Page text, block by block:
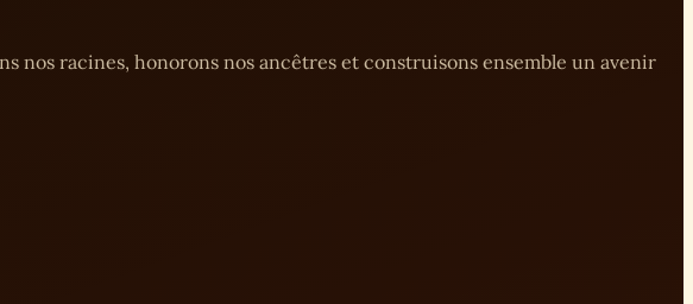
nos racines, honorons nos ancêtres et construisons ensemble un avenir